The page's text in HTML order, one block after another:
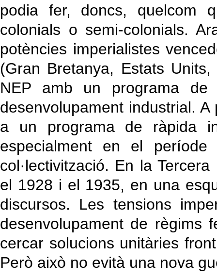
podia fer, doncs, quelcom
colonials o semi-colonials.
potències imperialistes
(Gran Bretanya, Estats
NEP amb un programa de
desenvolupament industrial.
a un programa de ràpida
especialment en el període
col·lectivització. En la
el 1928 i el 1935, en una
discursos. Les tensions
desenvolupament de règims
cercar solucions unitàries
Però això no evità una nova